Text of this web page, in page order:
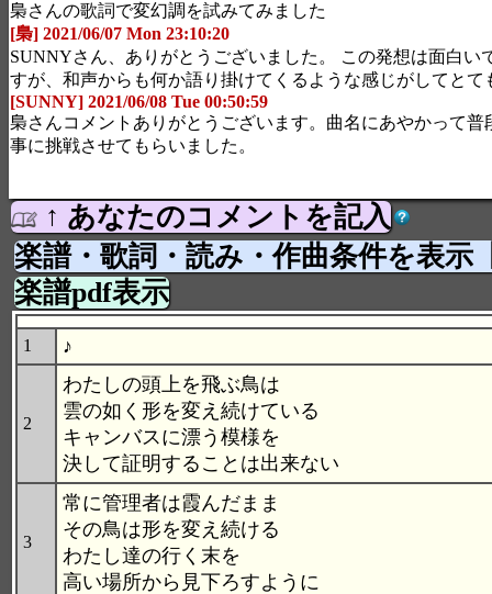
梟さんの歌詞で変幻調を試みてみました
[梟] 2021/06/07 Mon 23:10:20
SUNNYさん、ありがとうございました。 この発想は面白い
すが、和声からも何か語り掛けてくるような感じがしてとて
[SUNNY] 2021/06/08 Tue 00:50:59
梟さんコメントありがとうございます。曲名にあやかって普
事に挑戦させてもらいました。
↑ あなたのコメントを記入
楽譜・歌詞・読み・作曲条件を表示
楽譜pdf表示
1 ♪
2
わたしの頭上を飛ぶ鳥は
雲の如く形を変え続けている
キャンバスに漂う模様を
決して証明することは出来ない
3
常に管理者は霞んだまま
その鳥は形を変え続ける
わたし達の行く末を
高い場所から見下ろすように